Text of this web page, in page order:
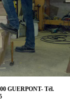
GUERPONT- Tél.